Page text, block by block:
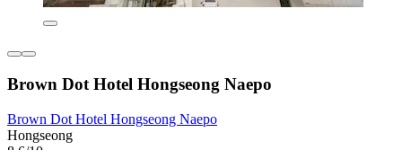
Brown Dot Hotel Hongseong Naepo
Brown Dot Hotel Hongseong Naepo
Hongseong